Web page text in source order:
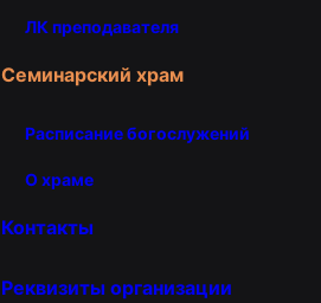
ЛК преподавателя
Семинарский храм
Расписание богослужений
О храме
Контакты
Реквизиты организации